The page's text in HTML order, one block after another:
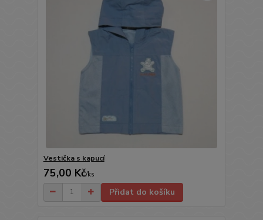
Vestička s kapucí
75,00 Kč/ks
Přidat do košíku